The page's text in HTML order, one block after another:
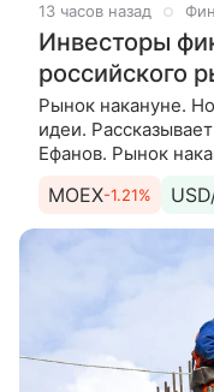
13 часов назад
Инвесторы
российского
Рынок накануне.
идеи.
Ефанов. Рынок
0,69%,
MOEX-1.21%